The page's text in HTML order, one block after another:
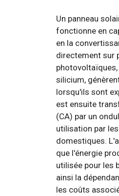
Un panneau
fonctionne en
en la
directement sur
silicium,
lorsqu'ils sont
est ensuite
(CA) par un
utilisation par
domestiques.
que l'énergie
utilisée pour les
ainsi la
les coûts